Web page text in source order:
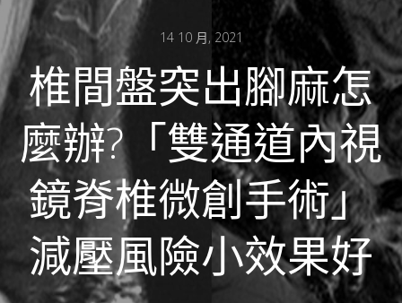
14 10 月, 2021
椎間盤突出腳麻怎
麼辦?「雙通道內視
鏡脊椎微創手術」
減壓風險小效果好